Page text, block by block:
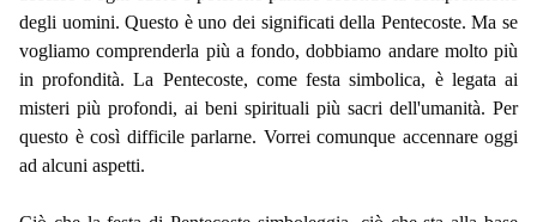
degli uomini. Questo è uno dei significati della Pentecoste. Ma se
vogliamo comprenderla più a fondo, dobbiamo andare molto più
in profondità. La Pentecoste, come festa simbolica, è legata ai
misteri più profondi, ai beni spirituali più sacri dell'umanità. Per
questo è così difficile parlarne. Vorrei comunque accennare oggi
ad alcuni aspetti.